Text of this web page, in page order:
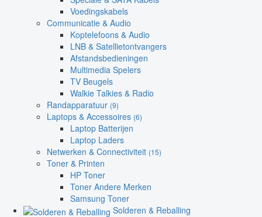
Voedingskabels
Communicatie & Audio
Koptelefoons & Audio
LNB & Satellietontvangers
Afstandsbedieningen
Multimedia Spelers
TV Beugels
Walkie Talkies & Radio
Randapparatuur (9)
Laptops & Accessoires (6)
Laptop Batterijen
Laptop Laders
Netwerken & Connectiviteit (15)
Toner & Printen
HP Toner
Toner Andere Merken
Samsung Toner
Solderen & Reballing